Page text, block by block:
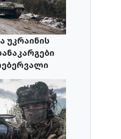
უკრაინის